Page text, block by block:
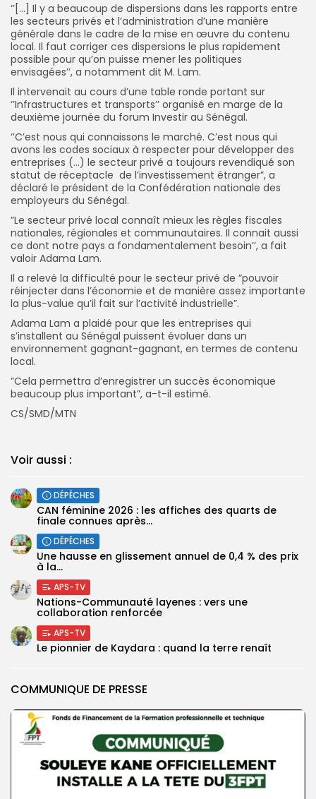
COMMUNIQUE DE PRESSE
‘’[…] Il y a beaucoup de dispersions dans les rapports entre
les secteurs privés et l’administration d’une manière
générale dans le cadre de la mise en œuvre du contenu
local. Il faut corriger ces dispersions le plus rapidement
possible pour qu’on puisse mener les politiques
envisagées’’, a notamment dit M. Lam.
Il intervenait au cours d’une table ronde portant sur
‘’Infrastructures et transports’’ organisé en marge de la
deuxième journée du forum Investir au Sénégal.
‘’C’est nous qui connaissons le marché. C’est nous qui
avons les codes sociaux à respecter pour développer des
entreprises (…) le secteur privé a toujours revendiqué son
statut de réceptacle de l’investissement étranger”, a
déclaré le président de la Confédération nationale des
employeurs du Sénégal.
”Le secteur privé local connaît mieux les règles fiscales
nationales, régionales et communautaires. Il connait aussi
ce dont notre pays a fondamentalement besoin’’, a fait
valoir Adama Lam.
Il a relevé la difficulté pour le secteur privé de ”pouvoir
réinjecter dans l’économie et de manière assez importante
la plus-value qu’il fait sur l’activité industrielle”.
Adama Lam a plaidé pour que les entreprises qui
s’installent au Sénégal puissent évoluer dans un
environnement gagnant-gagnant, en termes de contenu
local.
”Cela permettra d’enregistrer un succès économique
beaucoup plus important”, a-t-il estimé.
CS/SMD/MTN
Voir aussi :
DÉPÊCHES
CAN féminine 2026 : les affiches des quarts de
finale connues après...
DÉPÊCHES
Une hausse en glissement annuel de 0,4 % des prix
à la...
APS-TV
Nations-Communauté layenes : vers une
collaboration renforcée
APS-TV
Le pionnier de Kaydara : quand la terre renaît